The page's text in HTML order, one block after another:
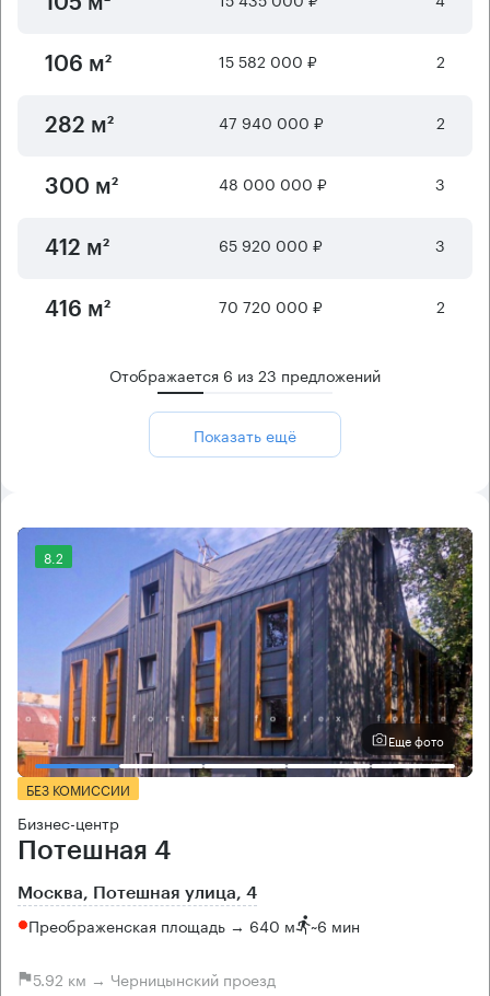
106 м² 15 582 000 ₽ 2
282 м² 47 940 000 ₽ 2
300 м² 48 000 000 ₽ 3
412 м² 65 920 000 ₽ 3
416 м² 70 720 000 ₽ 2
Отображается 6 из23 предложений
Показать ещё
8.2
Еще фото
БЕЗ КОМИССИИ
Бизнес-центр
Потешная 4
Москва, Потешная улица, 4
Преображенская площадь → 640 м ~6 мин
5.92 км → Черницынский проезд